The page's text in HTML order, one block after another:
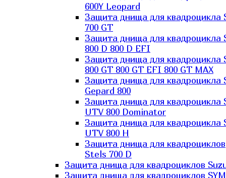
600Y Leopard
Защита днища для квадроцикла
700 GT
Защита днища для квадроцикла
800 D 800 D EFI
Защита днища для квадроцикла
800 GT 800 GT EFI 800 GT MAX
Защита днища для квадроцикла
Gepard 800
Защита днища для квадроцикла
UTV 800 Dominator
Защита днища для квадроцикла
UTV 800 H
Защита днища для квадроциклов
Stels 700 D
Защита днища для квадроциклов
Защита днища для квадроциклов SYM